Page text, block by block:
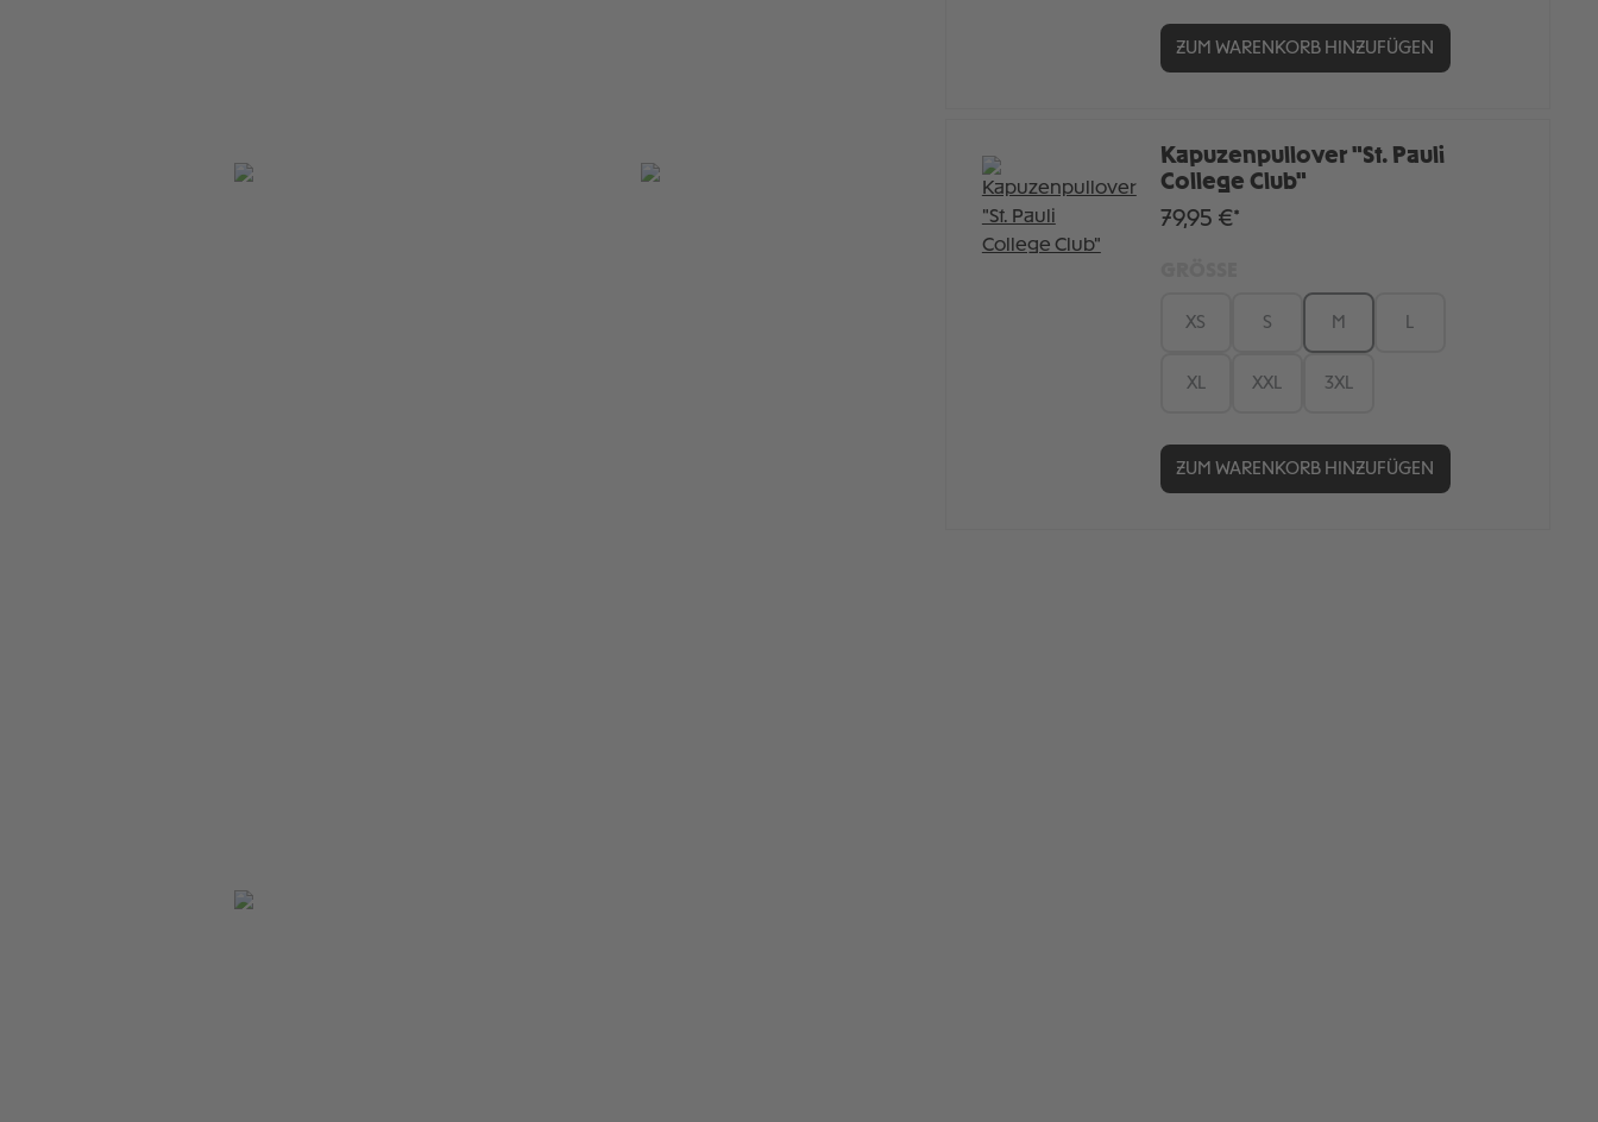
ZUM WARENKORB HINZUFÜGEN
Kapuzenpullover "St. Pauli
College Club"
79,95 €*
XS S M
XL XXL 3XL
ZUM WARENKORB HINZUFÜGEN